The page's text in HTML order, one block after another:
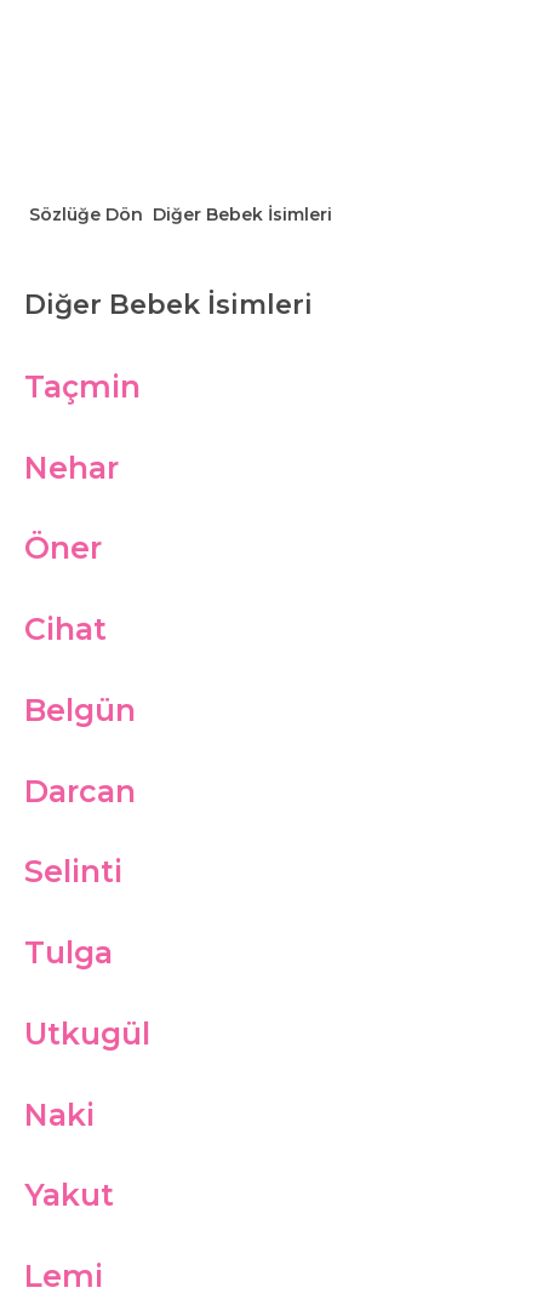
Sözlüğe Dön Diğer Bebek İsimleri
Diğer Bebek İsimleri
Taçmin
Nehar
Öner
Cihat
Belgün
Darcan
Selinti
Tulga
Utkugül
Naki
Yakut
Lemi